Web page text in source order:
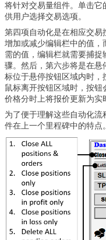
将针对交易量组件。单击它
供用户选择交易选项。
第四项自动化是在相应交易
增加或减少编辑栏中的值
需的值，编辑栏就需要捕
骤。然后，第六步将是在悬
标位于悬停按钮区域内时，
鼠标离开按钮区域时，按
价格分时上将报价更新为实
为了便于理解这些自动化
件在上一个里程碑中的特点。